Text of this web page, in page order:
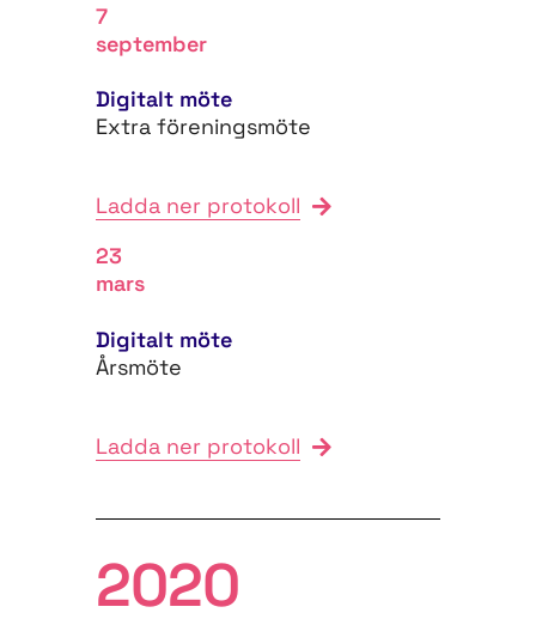
7
september
Digitalt möte
Extra föreningsmöte
Ladda ner protokoll
23
mars
Digitalt möte
Årsmöte
Ladda ner protokoll
2020